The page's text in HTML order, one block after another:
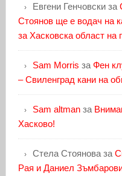
Евгени Генчовскиза
Стоянов ще е водач на
за Хасковска област
Sam Morris за Фен
– Свиленград кани на
Sam altmanза
Хасково!
Стела Стояноваза
Рая и Даниел